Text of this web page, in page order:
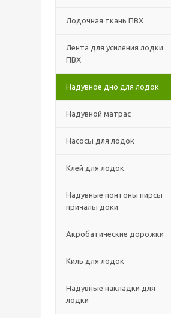
Лодочная ткань ПВХ
Лента для усиления лодки
ПВХ
Надувное дно для лодок
Надувной матрас
Насосы для лодок
Клей для лодок
Надувные понтоны пирсы
причалы доки
Акробатические дорожки
Киль для лодок
Надувные накладки для
лодки